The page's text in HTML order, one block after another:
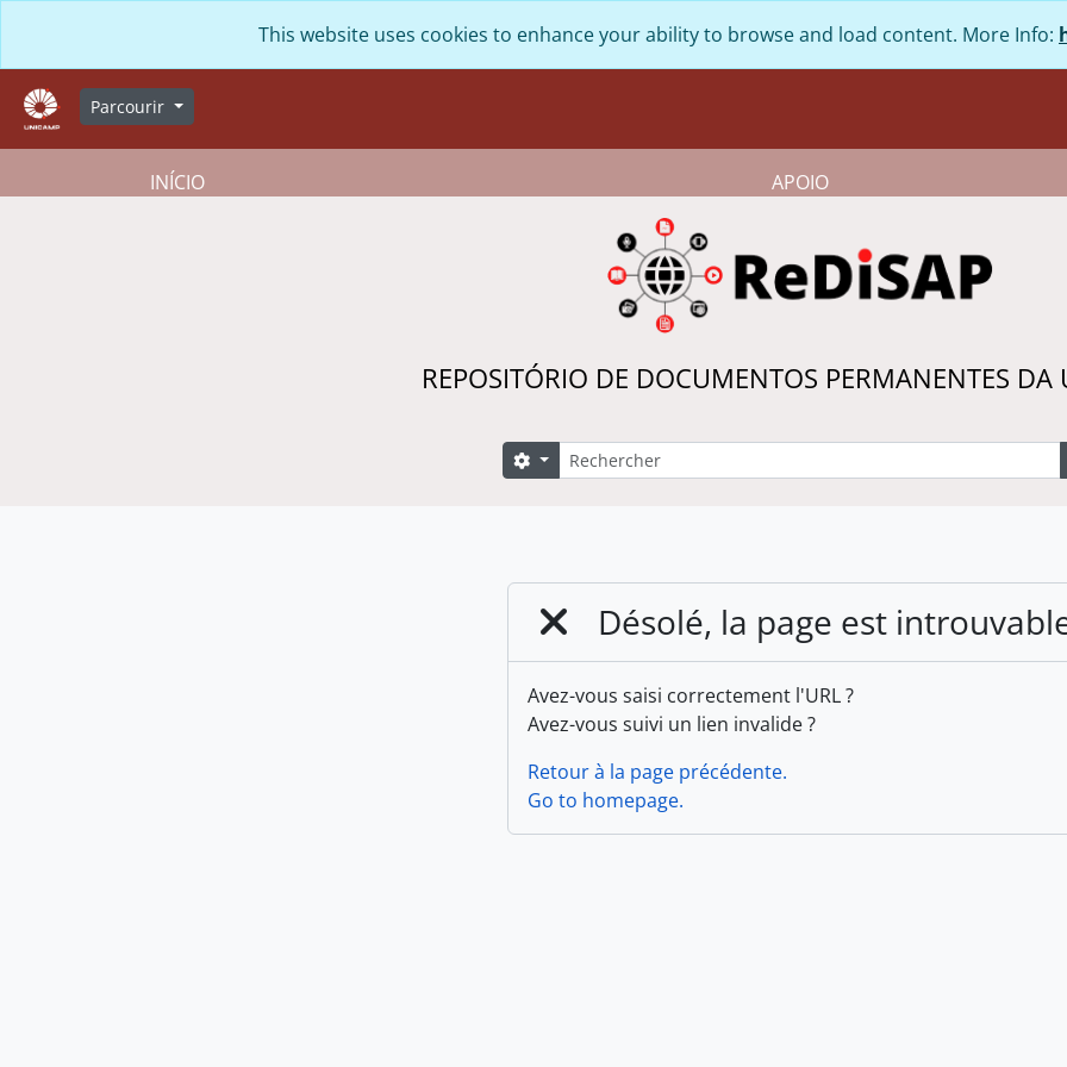
This website uses cookies to enhance your ability to browse and load content. More Info:
Parcourir
INÍCIO APOIO
REPOSITÓRIO DE DOCUMENTOS PERMANENTES
Rechercher
Search options
Désolé, la page est
Avez-vous saisi correctement l'URL ?
Avez-vous suivi un lien invalide ?
Retour à la page précédente.
Go to homepage.